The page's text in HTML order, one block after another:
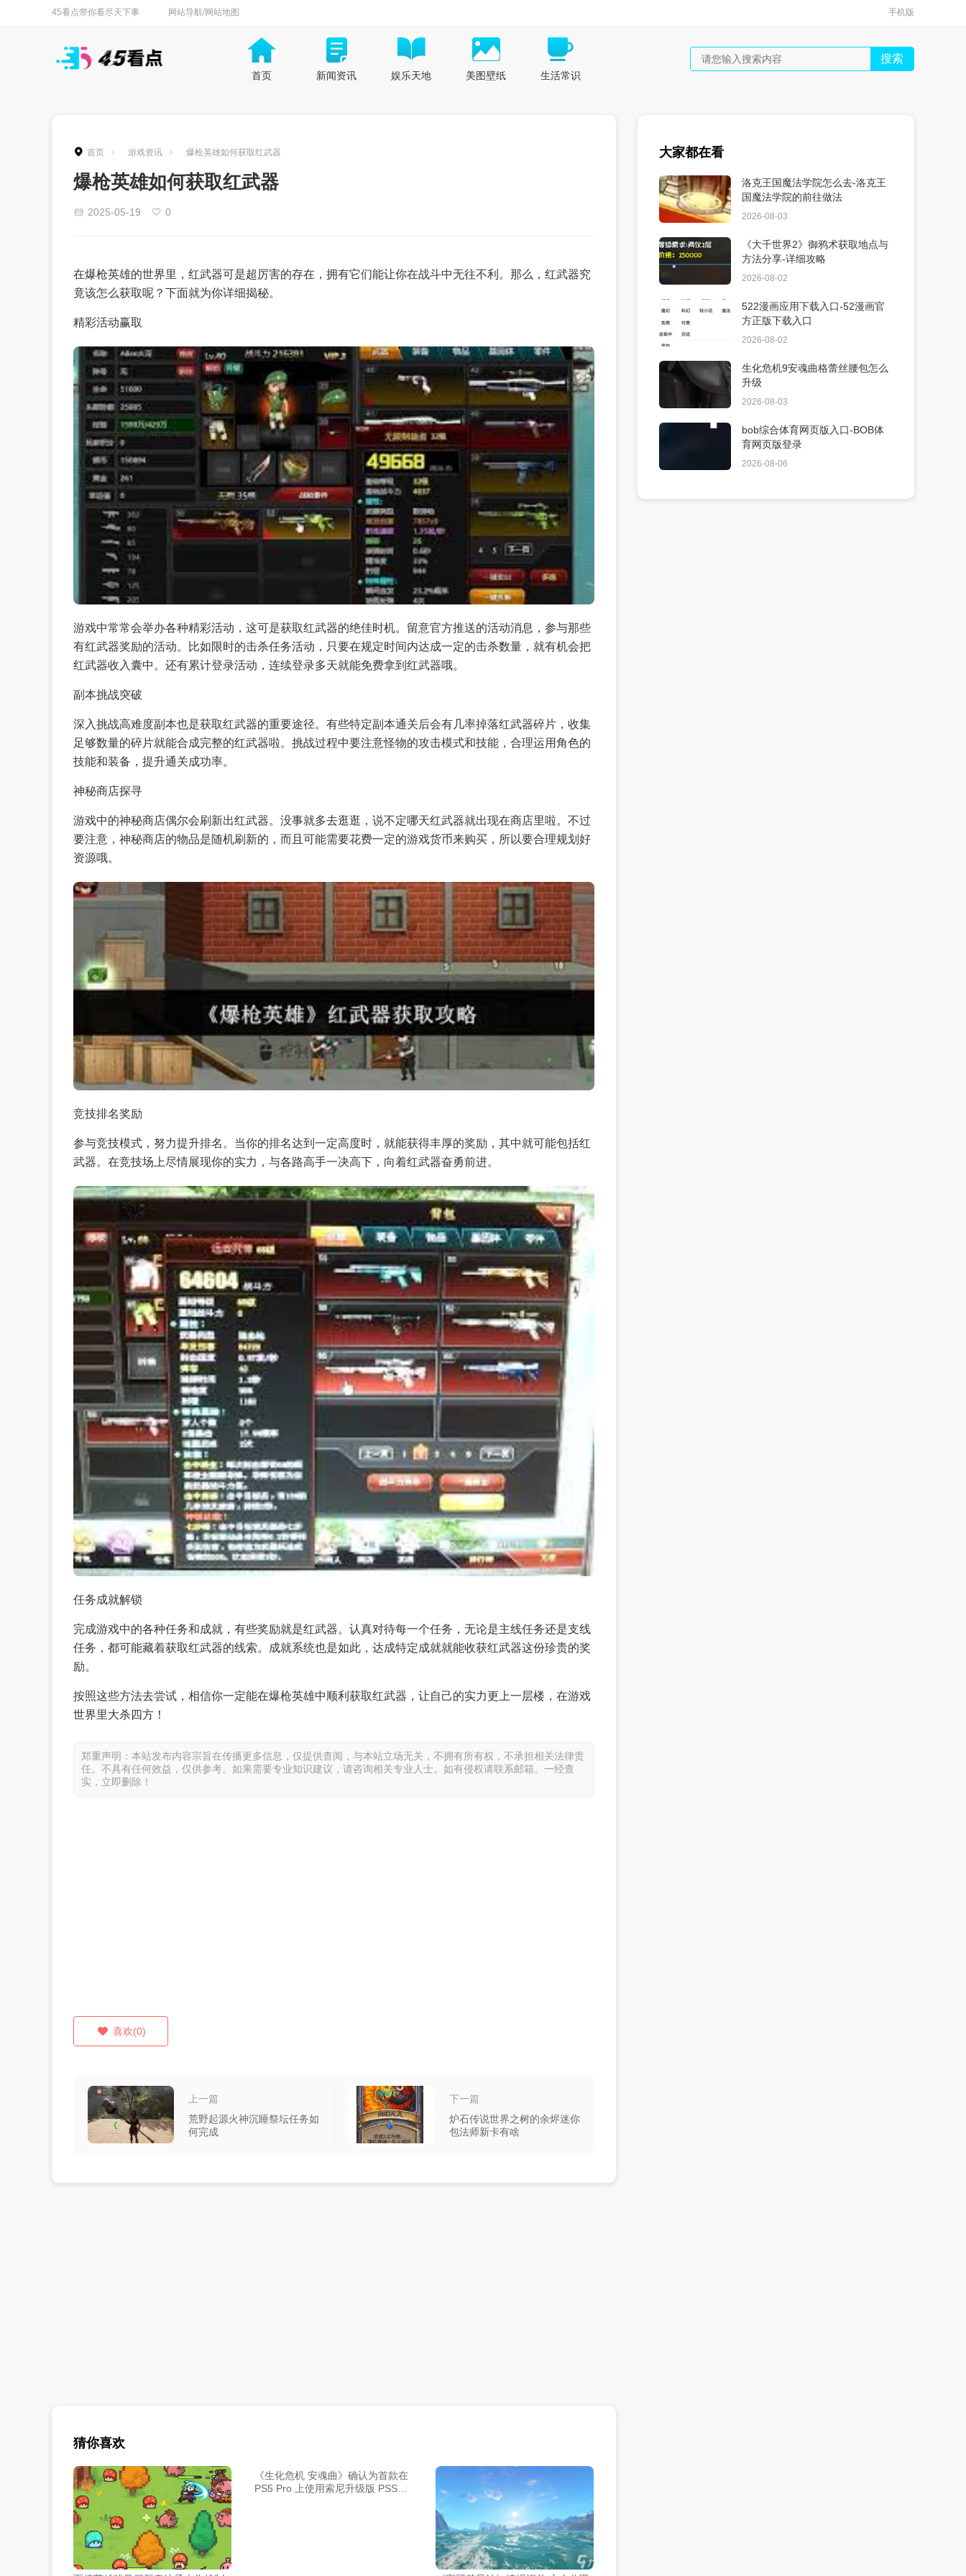
45看点带你看尽天下事 网站导航/网站地图 手机版
首页 新闻资讯 娱乐天地 美图壁纸 生活常识
搜索
首页 游戏资讯 爆枪英雄如何获取红武器
爆枪英雄如何获取红武器
2025-05-19 0
在爆枪英雄的世界里，红武器可是超厉害的存在，拥有它们能让你在战斗中无往不利。那么，红武器究
竟该怎么获取呢？下面就为你详细揭秘。
精彩活动赢取
游戏中常常会举办各种精彩活动，这可是获取红武器的绝佳时机。留意官方推送的活动消息，参与那些
有红武器奖励的活动。比如限时的击杀任务活动，只要在规定时间内达成一定的击杀数量，就有机会把
红武器收入囊中。还有累计登录活动，连续登录多天就能免费拿到红武器哦。
副本挑战突破
深入挑战高难度副本也是获取红武器的重要途径。有些特定副本通关后会有几率掉落红武器碎片，收集
足够数量的碎片就能合成完整的红武器啦。挑战过程中要注意怪物的攻击模式和技能，合理运用角色的
技能和装备，提升通关成功率。
神秘商店探寻
游戏中的神秘商店偶尔会刷新出红武器。没事就多去逛逛，说不定哪天红武器就出现在商店里啦。不过
要注意，神秘商店的物品是随机刷新的，而且可能需要花费一定的游戏货币来购买，所以要合理规划好
资源哦。
竞技排名奖励
参与竞技模式，努力提升排名。当你的排名达到一定高度时，就能获得丰厚的奖励，其中就可能包括红
武器。在竞技场上尽情展现你的实力，与各路高手一决高下，向着红武器奋勇前进。
任务成就解锁
完成游戏中的各种任务和成就，有些奖励就是红武器。认真对待每一个任务，无论是主线任务还是支线
任务，都可能藏着获取红武器的线索。成就系统也是如此，达成特定成就就能收获红武器这份珍贵的奖
励。
按照这些方法去尝试，相信你一定能在爆枪英雄中顺利获取红武器，让自己的实力更上一层楼，在游戏
世界里大杀四方！
郑重声明：本站发布内容宗旨在传播更多信息，仅提供查阅，与本站立场无关，不拥有所有权，不承担相关法律责
任。不具有任何效益，仅供参考。如果需要专业知识建议，请咨询相关专业人士。如有侵权请联系邮箱。一经查
实，立即删除！
喜欢(0)
上一篇
荒野起源火神沉睡祭坛任务如
何完成
下一篇
炉石传说世界之树的余烬迷你
包法师新卡有啥
猜你喜欢
《生化危机 安魂曲》确认为首款在
PS5 Pro 上使用索尼升级版 PSSR
大家都在看
洛克王国魔法学院怎么去-洛克王
国魔法学院的前往做法
2026-08-03
《大千世界2》御鸦术获取地点与
方法分享-详细攻略
2026-08-02
522漫画应用下载入口-52漫画官
方正版下载入口
2026-08-02
生化危机9安魂曲格蕾丝腰包怎么
升级
2026-08-03
bob综合体育网页版入口-BOB体
育网页版登录
2026-08-06